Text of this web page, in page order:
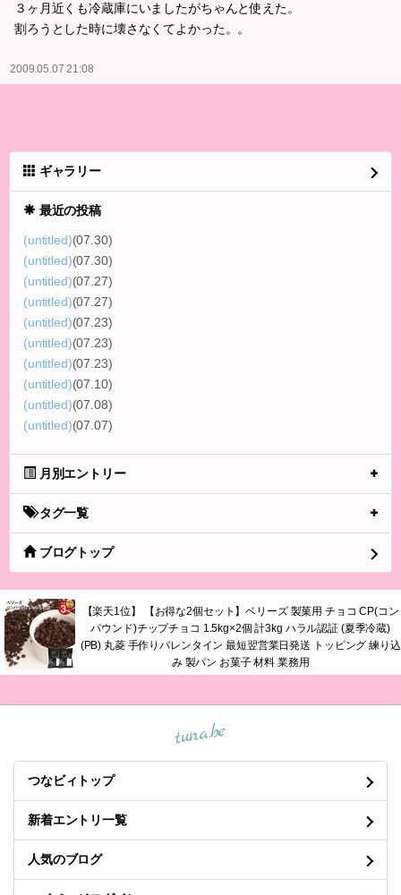
３ヶ月近くも冷蔵庫にいましたがちゃんと使えた。
割ろうとした時に壊さなくてよかった。。
2009.05.07 21:08
ギャラリー
最近の投稿
(untitled)(07.30)
(untitled)(07.30)
(untitled)(07.27)
(untitled)(07.27)
(untitled)(07.23)
(untitled)(07.23)
(untitled)(07.23)
(untitled)(07.10)
(untitled)(07.08)
(untitled)(07.07)
月別エントリー
タグ一覧
ブログトップ
【楽天1位】 【お得な2個セット】ベリーズ 製菓用 チョコ CP(コン
パウンド)チップチョコ 1.5kg×2個 計3kg ハラル認証 (夏季冷蔵)
(PB) 丸菱 手作りバレンタイン 最短翌営業日発送 トッピング 練り込
み 製パン お菓子 材料 業務用
tuna.be
つなビィトップ
新着エントリ一覧
人気のブログ